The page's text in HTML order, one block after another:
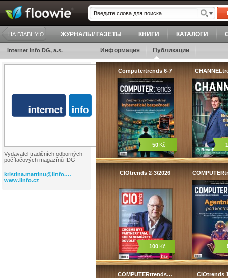
НА ГЛАВНУЮ ЖУРНАЛЫ/ ГАЗЕТЫ КНИГИ КАТАЛОГИ
Internet Info DG, a.s. Информация Публикации
Vydavatel tradičních odborných
počítačových magazínů IDG
kristina.martinu@iinfo.…
www.iinfo.cz
Computertrends 6-7
50Kč
CIOtrends 2-3/2026
100Kč
COMPUTERtrends… CIOtrends